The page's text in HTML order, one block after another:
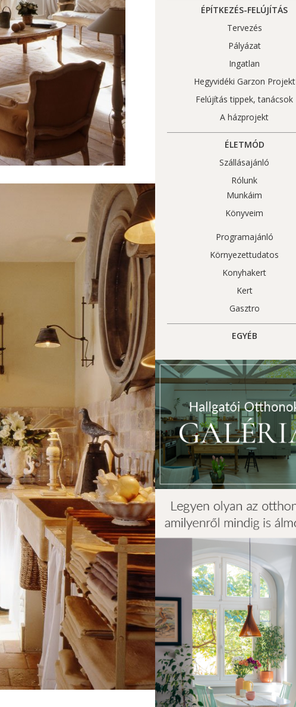
ÉPÍTKEZÉS-FELÚJÍTÁS
Tervezés
Pályázat
Ingatlan
Hegyvidéki Garzon Projekt
Felújítás tippek, tanácsok
A házprojekt
ÉLETMÓD
Szállásajánló
Rólunk
Munkáim
Könyveim
Programajánló
Környezettudatos
Konyhakert
Kert
Gasztro
EGYÉB